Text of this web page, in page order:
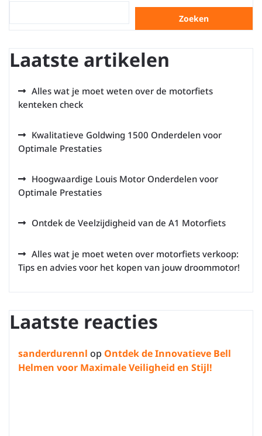
Zoeken
Laatste artikelen
Alles wat je moet weten over de motorfiets
kenteken check
Kwalitatieve Goldwing 1500 Onderdelen voor
Optimale Prestaties
Hoogwaardige Louis Motor Onderdelen voor
Optimale Prestaties
Ontdek de Veelzijdigheid van de A1 Motorfiets
Alles wat je moet weten over motorfiets verkoop:
Tips en advies voor het kopen van jouw droommotor!
Laatste reacties
sanderdurennl op Ontdek de Innovatieve Bell
Helmen voor Maximale Veiligheid en Stijl!